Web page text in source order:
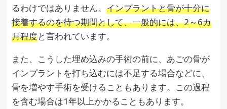
るわけではありません。インプラントと骨が十分に
接着するのを待つ期間として、一般的には、2～6カ
月程度と言われています。
また、こうした埋め込みの手術の前に、あごの骨が
インプラントを打ち込むには不足する場合などに、
骨を増やす手術を受けることもあります。この過程
を含む場合は1年以上かかることもあります。